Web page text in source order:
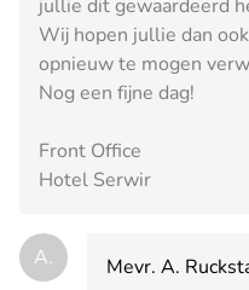
jullie dit gewaardeerd
Wij hopen jullie dan
opnieuw te mogen
Nog een fijne dag!
Front Office
Hotel Serwir
A.
Mevr. A.